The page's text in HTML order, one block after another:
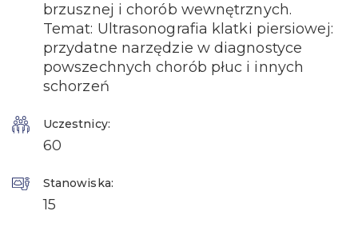
brzusznej i chorób wewnętrznych.
Temat: Ultrasonografia klatki piersiowej:
przydatne narzędzie w diagnostyce
powszechnych chorób płuc i innych
schorzeń
Uczestnicy:
60
Stanowiska:
15